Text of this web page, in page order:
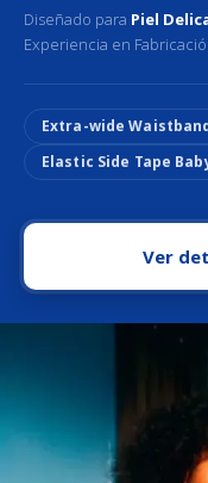
Diseñado para Piel
Experiencia en
Extra-wide
Elastic Side Tape
Ver